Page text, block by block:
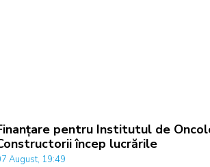
pentru Institutul de
încep lucrările
August, 19:49